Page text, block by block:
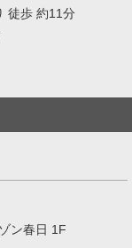
徒歩 約11分
ン春日 1F